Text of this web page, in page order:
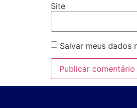
Site
Salvar meus dados